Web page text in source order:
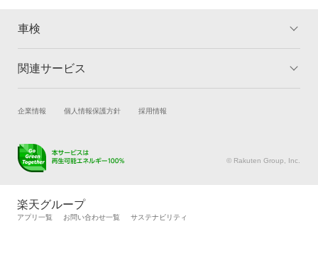
車検
トップ
車検の基礎知識 キャンペーン一覧
関連サービス
試乗・商談 新車購入
キズ修理予約
メンテナンス管理
自動車カタログ 自動車保険
企業情報 個人情報保護方針 採用情報
© Rakuten Group, Inc.
楽天グループ
アプリ一覧 お問い合わせ一覧 サステナビリティ